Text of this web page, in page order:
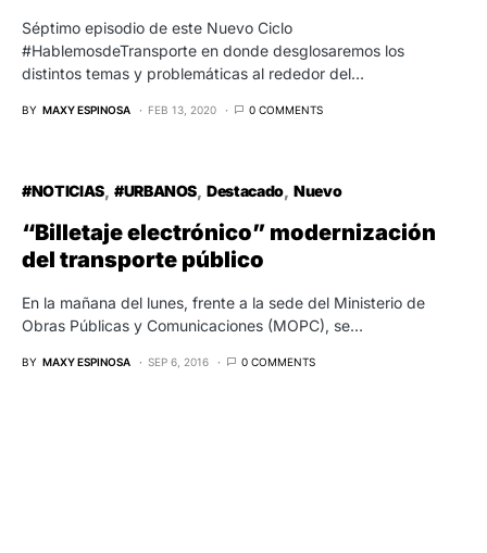
Séptimo episodio de este Nuevo Ciclo
#HablemosdeTransporte en donde desglosaremos los
distintos temas y problemáticas al rededor del…
BY MAXY ESPINOSA FEB 13, 2020 0 COMMENTS
#NOTICIAS #URBANOS Destacado Nuevo
“Billetaje electrónico” modernización
del transporte público
En la mañana del lunes, frente a la sede del Ministerio de
Obras Públicas y Comunicaciones (MOPC), se…
BY MAXY ESPINOSA SEP 6, 2016 0 COMMENTS